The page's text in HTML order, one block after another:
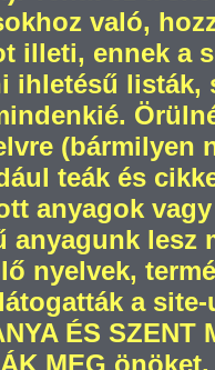
való,
illeti, ennek a
ihletésű
(bármilyen
teák és
anyagok
anyagunk lesz
nyelvek,
a
ÉS
MEG